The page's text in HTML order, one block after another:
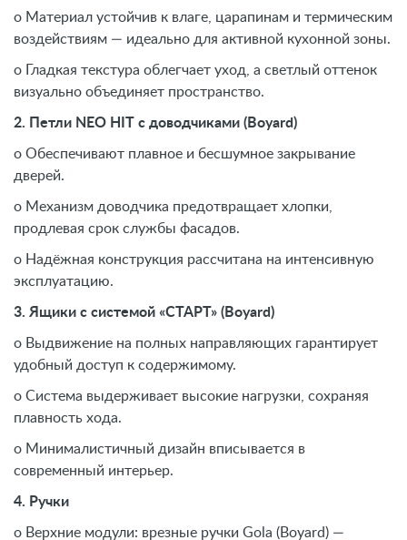
o Материал устойчив к влаге, царапинам и термическим
воздействиям — идеально для активной кухонной зоны.
o Гладкая текстура облегчает уход, а светлый оттенок
визуально объединяет пространство.
2. Петли NEO HIT с доводчиками (Boyard)
o Обеспечивают плавное и бесшумное закрывание
дверей.
o Механизм доводчика предотвращает хлопки,
продлевая срок службы фасадов.
o Надёжная конструкция рассчитана на интенсивную
эксплуатацию.
3. Ящики с системой «СТАРТ» (Boyard)
o Выдвижение на полных направляющих гарантирует
удобный доступ к содержимому.
o Система выдерживает высокие нагрузки, сохраняя
плавность хода.
o Минималистичный дизайн вписывается в
современный интерьер.
4. Ручки
o Верхние модули: врезные ручки Gola (Boyard) —